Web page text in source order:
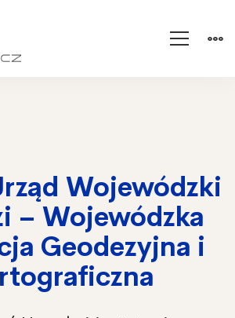
Wojewódzki
– Wojewódzka
Geodezyjna i